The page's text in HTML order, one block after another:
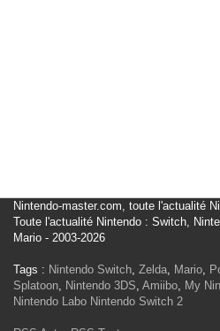
Nintendo-master.com, toute l'actualité
Toute l'actualité Nintendo : Switch,
Mario - 2003-2026
Tags : Nintendo Switch, Zelda, Mario,
Splatoon, Nintendo 3DS, Amiibo, My
Nintendo Labo Nintendo Switch 2